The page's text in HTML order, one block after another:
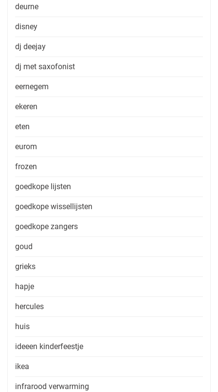
deurne
disney
dj deejay
dj met saxofonist
eernegem
ekeren
eten
eurom
frozen
goedkope lijsten
goedkope wissellijsten
goedkope zangers
goud
grieks
hapje
hercules
huis
ideeen kinderfeestje
ikea
infrarood verwarming